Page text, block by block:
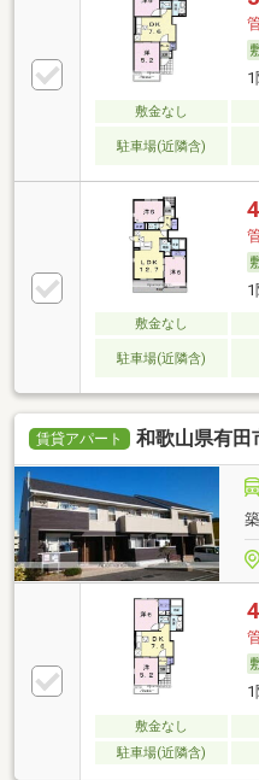
敷金なし
駐車場(近隣含)
敷金なし
駐車場(近隣含)
賃貸アパート 和歌山県有田
敷金なし
駐車場(近隣含)